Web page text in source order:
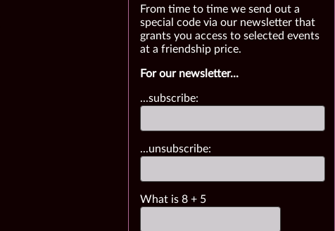
From time to time we send out a
special code via our newsletter that
grants you access to selected events
at a friendship price.
For our newsletter...
...subscribe:
...unsubscribe:
What is8 + 5